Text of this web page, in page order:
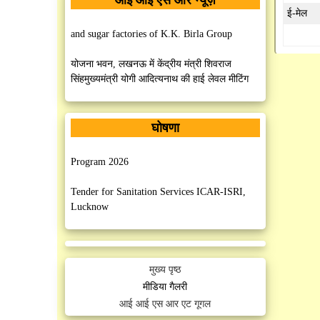
and sugar factories of K.K. Birla Group
योजना भवन, लखनऊ में केंद्रीय मंत्री शिवराज
सिंहमुख्यमंत्री योगी आदित्यनाथ की हाई लेवल मीटिंग
MoU Signed between ISRI, Lucknow and
AISECT University, Hazaribag, Jharkhand
M/S PHE Industries, Faridabad, Haryana
MoU Signed between IISR, Lucknow and Sri
Lucknow
MoU Signed between IISR, Lucknow and
Post Graduate College, Patti, Pratapgarh
ICAR-ISRI celebrates 75th Foundation Day
घोषणा
Program 2026
Tender for Sanitation Services ICAR-ISRI,
Lucknow
Manpower Outsourcing Services (Security)
ICAR-ISRI, Lucknow
मुख्य पृष्ठ
मीडिया गैलरी
आई आई एस आर एट गूगल
ई-मेल